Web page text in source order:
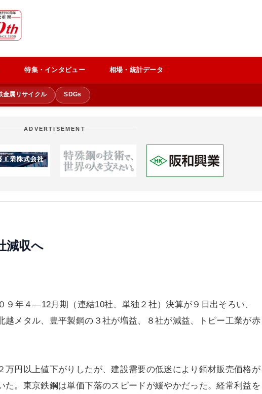
特集・インタビュー 相場・統計データ
金属リサイクル SDGs
ADVERTISEMENT
減収へ
年４―12月期（連結10社、単独２社）決算が９日出そろい、
越メタル、豊平製鋼の３社が増益、８社が減益、トピー工業が赤
円以上値下がりしたが、建設需要の低迷により鋼材販売価格が
た。東京鉄鋼は単価下落のスピードが緩やかだった。経常利益を